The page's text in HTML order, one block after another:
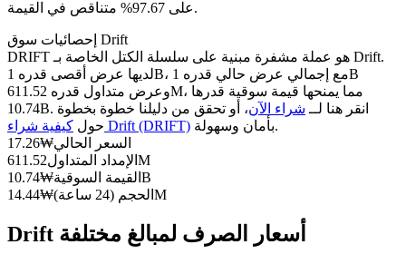
نسخ التداول
انضم إلى أفضل المتداولين
على 97.67% متناقص في القيمة.
إحصائيات سوق Drift
DRIFT هو عملة مشفرة مبنية على سلسلة الكتل الخاصة بـ Drift.
لديها عرض أقصى قدره 1B، مع إجمالي عرض حالي قدره 1B
وعرض متداول قدره 611.52M، مما يمنحها قيمة سوقية قدرها
10.74B. انقر هنا لــ شراء الآن، أو تحقق من دليلنا خطوة بخطوة
حول كيفية شراء Drift (DRIFT)
بأمان وسهولة.
السعر الحالي₩
17.26
الإمداد المتداول 611.52M
القيمة السوقية₩
10.74B
الحجم (24 ساعة)
₩ 14.44M
Drift أسعار الصرف لمبالغ مختلفة